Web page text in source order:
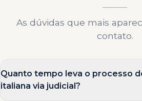
As dúvidas que mais
contato.
Quanto tempo leva o processo
italiana via judicial?